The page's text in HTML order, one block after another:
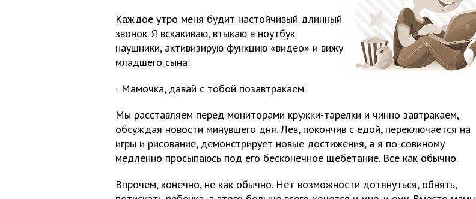
Каждое утро меня будит настойчивый длинный
звонок. Я вскакиваю, втыкаю в ноутбук
наушники, активизирую функцию «видео» и вижу
младшего сына:
- Мамочка, давай с тобой позавтракаем.
Мы расставляем перед мониторами кружки-тарелки и чинно завтракаем,
обсуждая новости минувшего дня. Лев, покончив с едой, переключается на
игры и рисование, демонстрирует новые достижения, а я по-совиному
медленно просыпаюсь под его бесконечное щебетание. Все как обычно.
Впрочем, конечно, не как обычно. Нет возможности дотянуться, обнять,